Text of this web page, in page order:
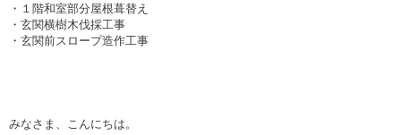
・１階和室部分屋根葺替え
・玄関横樹木伐採工事
・玄関前スロープ造作工事
みなさま、こんにちは。